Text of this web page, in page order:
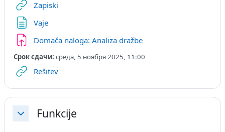
ZapiskiГиперссылка
VajeСтраница
Domača naloga: Analiza dražbeЗадание
Срок сдачи: среда, 5 ноября 2025, 11:00
RešitevГиперссылка
СвернутьFunkcije